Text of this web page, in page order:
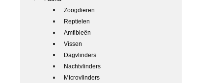
Zoogdieren
Reptielen
Amfibieën
Vissen
Dagvlinders
Nachtvlinders
Microvlinders